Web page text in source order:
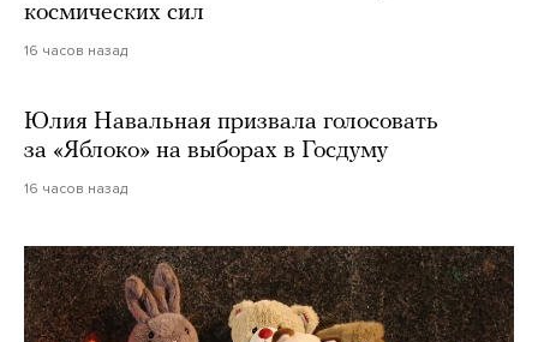
космических сил
16 часов назад
Юлия Навальная призвала голосовать
за «Яблоко» на выборах в Госдуму
16 часов назад